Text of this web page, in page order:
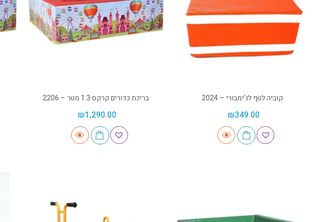
קוביה לטף לג'ימבורי – 2024
₪349.00
בריכת כדורים קרקס 1.3 מטר – 2206
₪1,290.00